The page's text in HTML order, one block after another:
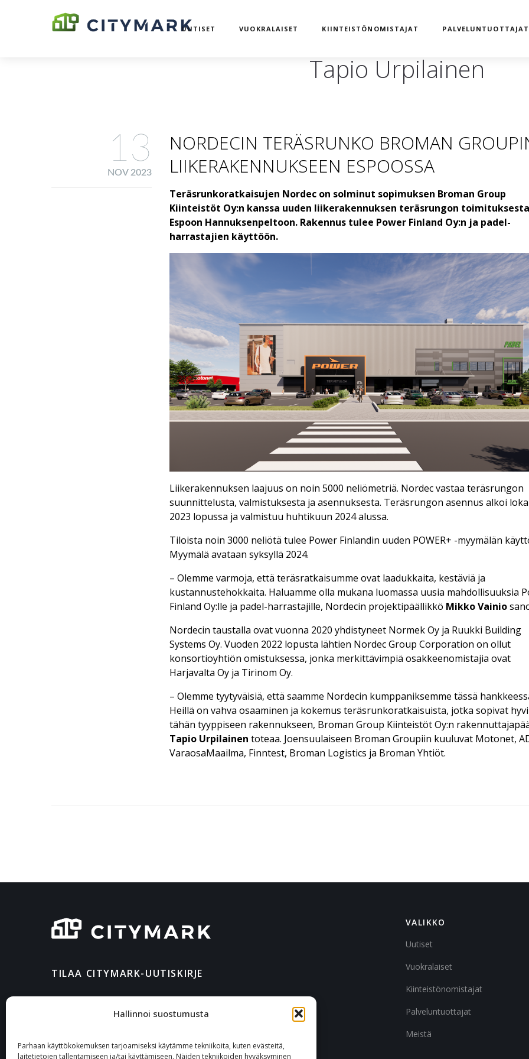
Hallinnoi suostumusta
Parhaan käyttökokemuksen tarjoamiseksi käytämme tekniikoita, kuten evästeitä,
laitetietojen tallentamiseen ja/tai käyttämiseen. Näiden tekniikoiden hyväksyminen
UUTISET VUOKRALAISET KIINTEISTÖNOMISTAJAT PALVELUNTUOTTAJAT
Tapio Urpilainen
NORDECIN TERÄSRUNKO BROMAN
LIIKERAKENNUKSEEN ESPOOSSA
Teräsrunkoratkaisujen Nordec on solminut sopimuksen Broman Group
Kiinteistöt Oy:n kanssa uuden liikerakennuksen teräsrungon toimituksesta
Espoon Hannuksenpeltoon. Rakennus tulee Power Finland Oy:n ja padel-
harrastajien käyttöön.
Liikerakennuksen laajuus on noin 5000 neliömetriä. Nordec vastaa teräsrungon
suunnittelusta, valmistuksesta ja asennuksesta. Teräsrungon asennus alkoi
2023 lopussa ja valmistuu huhtikuun 2024 alussa.
Tiloista noin 3000 neliötä tulee Power Finlandin uuden POWER+ -myymälän
Myymälä avataan syksyllä 2024.
– Olemme varmoja, että teräsratkaisumme ovat laadukkaita, kestäviä ja
kustannustehokkaita. Haluamme olla mukana luomassa uusia mahdollisuuksia
Finland Oy:lle ja padel-harrastajille, Nordecin projektipäällikkö Mikko Vainio
Nordecin taustalla ovat vuonna 2020 yhdistyneet Normek Oy ja Ruukki Building
Systems Oy. Vuoden 2022 lopusta lähtien Nordec Group Corporation on ollut
konsortioyhtiön omistuksessa, jonka merkittävimpiä osakkeenomistajia ovat
Harjavalta Oy ja Tirinom Oy.
– Olemme tyytyväisiä, että saamme Nordecin kumppaniksemme tässä
Heillä on vahva osaaminen ja kokemus teräsrunkoratkaisuista, jotka sopivat
tähän tyyppiseen rakennukseen, Broman Group Kiinteistöt Oy:n
Tapio Urpilainen toteaa. Joensuulaiseen Broman Groupiin kuuluvat Motonet,
VaraosaMaailma, Finntest, Broman Logistics ja Broman Yhtiöt.
13
NOV 2023
TILAA CITYMARK-UUTISKIRJE
VALIKKO
Uutiset
Vuokralaiset
Kiinteistönomistajat
Palveluntuottajat
Meistä